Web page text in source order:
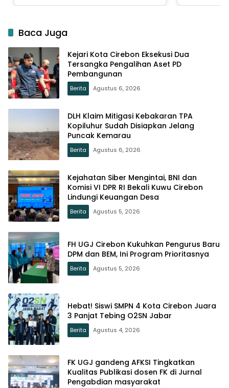
Baca Juga
Kejari Kota Cirebon Eksekusi Dua
Tersangka Pengalihan Aset PD
Pembangunan
Berita Agustus 6, 2026
DLH Klaim Mitigasi Kebakaran TPA
Kopiluhur Sudah Disiapkan Jelang
Puncak Kemarau
Berita Agustus 6, 2026
Kejahatan Siber Mengintai, BNI dan
Komisi VI DPR RI Bekali Kuwu Cirebon
Lindungi Keuangan Desa
Berita Agustus 5, 2026
FH UGJ Cirebon Kukuhkan Pengurus Baru
DPM dan BEM, Ini Program Prioritasnya
Berita Agustus 5, 2026
Hebat! Siswi SMPN 4 Kota Cirebon Juara
3 Panjat Tebing O2SN Jabar
Berita Agustus 4, 2026
FK UGJ gandeng AFKSI Tingkatkan
Kualitas Publikasi dosen FK di Jurnal
Pengabdian masyarakat